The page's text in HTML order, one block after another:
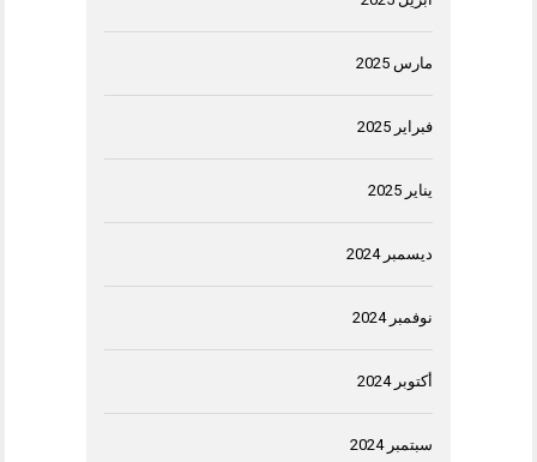
مارس 2025
فبراير 2025
يناير 2025
ديسمبر 2024
نوفمبر 2024
أكتوبر 2024
سبتمبر 2024